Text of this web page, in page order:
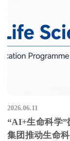
2026.06.11
“AI+生命科学
集团推动生命